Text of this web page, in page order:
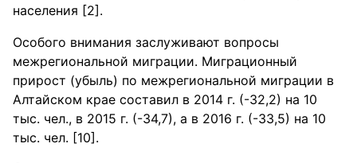
населения [2].
Особого внимания заслуживают вопросы
межрегиональной миграции. Миграционный
прирост (убыль) по межрегиональной миграции в
Алтайском крае составил в 2014 г. (-32,2) на 10
тыс. чел., в 2015 г. (-34,7), а в 2016 г. (-33,5) на 10
тыс. чел. [10].